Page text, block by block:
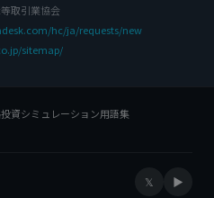
取引業協会
hc/ja/requests/new
sitemap/
投資シミュレーション用語集
𝕏 ▶